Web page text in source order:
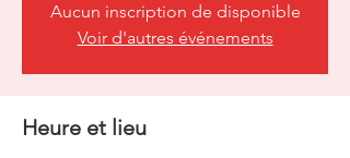
Aucun inscription de disponible
Voir d'autres événements
Heure et lieu